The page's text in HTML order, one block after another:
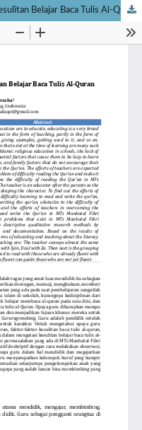
Belajar Baca Tulis Al-Quran